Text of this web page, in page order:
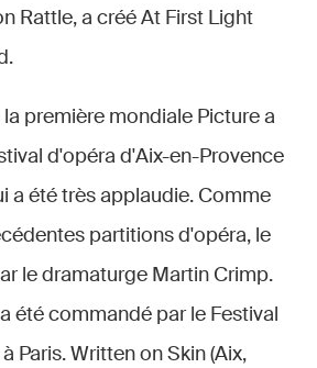
Rattle, a créé At First Light
première mondiale Picture a
d'opéra d'Aix-en-Provence
a été très applaudie. Comme
partitions d'opéra, le
le dramaturge Martin Crimp.
été commandé par le Festival
Paris. Written on Skin (Aix,